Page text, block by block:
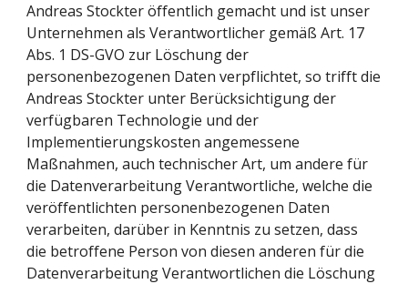
Andreas Stockter öffentlich gemacht und ist unser
Unternehmen als Verantwortlicher gemäß Art. 17
Abs. 1 DS-GVO zur Löschung der
personenbezogenen Daten verpflichtet, so trifft die
Andreas Stockter unter Berücksichtigung der
verfügbaren Technologie und der
Implementierungskosten angemessene
Maßnahmen, auch technischer Art, um andere für
die Datenverarbeitung Verantwortliche, welche die
veröffentlichten personenbezogenen Daten
verarbeiten, darüber in Kenntnis zu setzen, dass
die betroffene Person von diesen anderen für die
Datenverarbeitung Verantwortlichen die Löschung